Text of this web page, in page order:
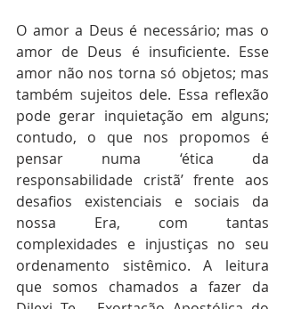
O amor a Deus é necessário; mas o
amor de Deus é insuficiente. Esse
amor não nos torna só objetos; mas
também sujeitos dele. Essa reflexão
pode gerar inquietação em alguns;
contudo, o que nos propomos é
pensar numa ‘ética da
responsabilidade cristã’ frente aos
desafios existenciais e sociais da
nossa Era, com tantas
complexidades e injustiças no seu
ordenamento sistêmico. A leitura
que somos chamados a fazer da